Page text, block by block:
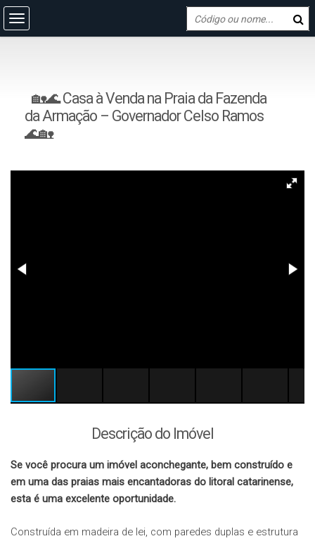
🏡🌊 Casa à Venda na Praia da Fazenda
da Armação – Governador Celso Ramos
🌊🏡
Descrição do Imóvel
Se você procura um imóvel aconchegante, bem construído e
em uma das praias mais encantadoras do litoral catarinense,
esta é uma excelente oportunidade.
Construída em madeira de lei, com paredes duplas e estrutura